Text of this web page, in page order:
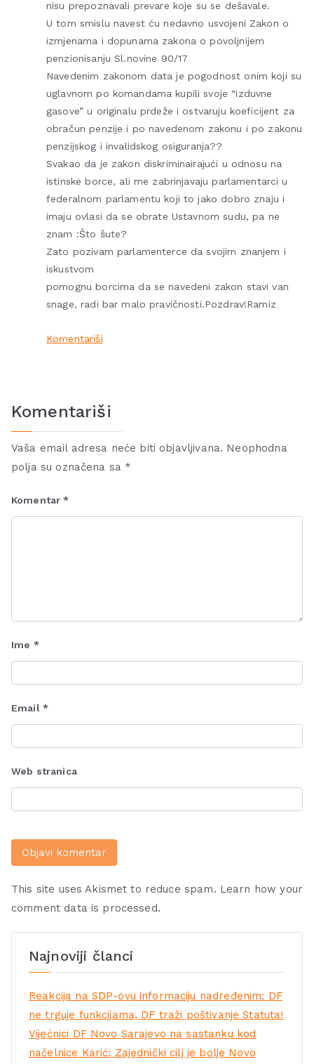
nisu prepoznavali prevare koje su se dešavale.
U tom smislu navest ću nedavno usvojeni Zakon o
izmjenama i dopunama zakona o povoljnijem
penzionisanju Sl.novine 90/17
Navedenim zakonom data je pogodnost onim koji su
uglavnom po komandama kupili svoje “izduvne
gasove” u originalu prdeže i ostvaruju koeficijent za
obračun penzije i po navedenom zakonu i po zakonu
penzijskog i invalidskog osiguranja??
Svakao da je zakon diskriminairajući u odnosu na
istinske borce, ali me zabrinjavaju parlamentarci u
federalnom parlamentu koji to jako dobro znaju i
imaju ovlasi da se obrate Ustavnom sudu, pa ne
znam :Što šute?
Zato pozivam parlamenterce da svojim znanjem i
iskustvom
pomognu borcima da se navedeni zakon stavi van
snage, radi bar malo pravičnosti.Pozdrav!Ramiz
Komentariši
Komentariši
Vaša email adresa neće biti objavljivana. Neophodna
polja su označena sa *
Komentar*
Ime *
Email *
Web stranica
This site uses Akismet to reduce spam. Learn how your
comment data is processed.
Najnoviji članci
Reakcija na SDP-ovu informaciju nadređenim: DF
ne trguje funkcijama, DF traži poštivanje Statuta!
Vijećnici DF Novo Sarajevo na sastanku kod
načelnice Karić: Zajednički cilj je bolje Novo